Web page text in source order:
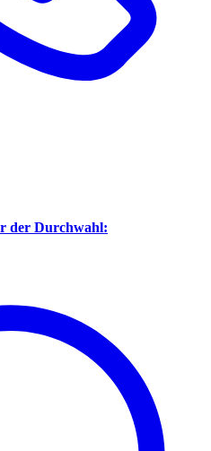
der Durchwahl: